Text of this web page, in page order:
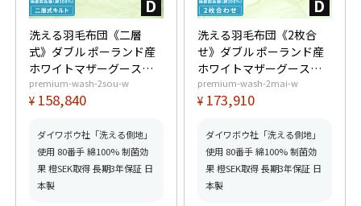
洗える羽毛布団《二層
式》ダブル ポーランド産
ホワイトマザーグースダ
ウン95% (440dp以上) 羽
毛量1.8kg 【6つ星プレミ
ッドふとんマーク取得】
premium-wash-2sou-w
¥ 158,840
ダイワボウ社「洗える側地」
使用 80番手 綿100% 制菌効
果 橙SEK取得 長期3年保証 日
本製
洗える羽毛布団《2枚合
せ》ダブル ポーランド産
ホワイトマザーグースダ
ウン95% (440dp以上) 合
掛1.2kg、薄掛0.65kg 【6
取得】【グッドふとんマ
ーク取得】
premium-wash-2mai-w
¥ 173,910
ダイワボウ社「洗える側地」
使用 80番手 綿100% 制菌効
果 橙SEK取得 長期3年保証 日
本製